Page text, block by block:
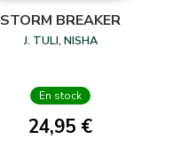
STORM BREAKER
J. TULI, NISHA
En stock
24,95 €